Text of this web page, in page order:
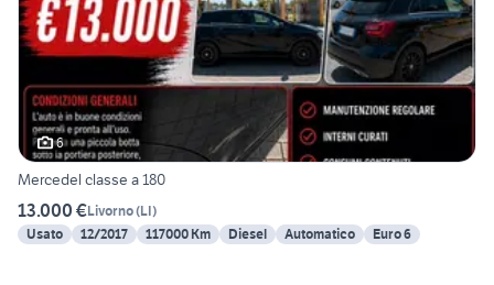
6
Mercedel classe a 180
13.000 €Livorno(LI)
Usato
12/2017 117000 Km Diesel Automatico Euro 6